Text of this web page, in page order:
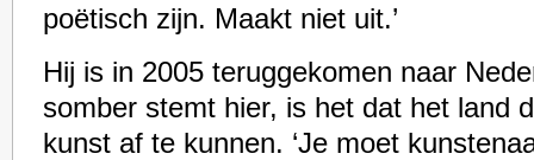
poëtisch zijn. Maakt niet uit.’
Hij is in 2005 teruggekomen naar
somber stemt hier, is het dat het land
kunst af te kunnen. ‘Je moet